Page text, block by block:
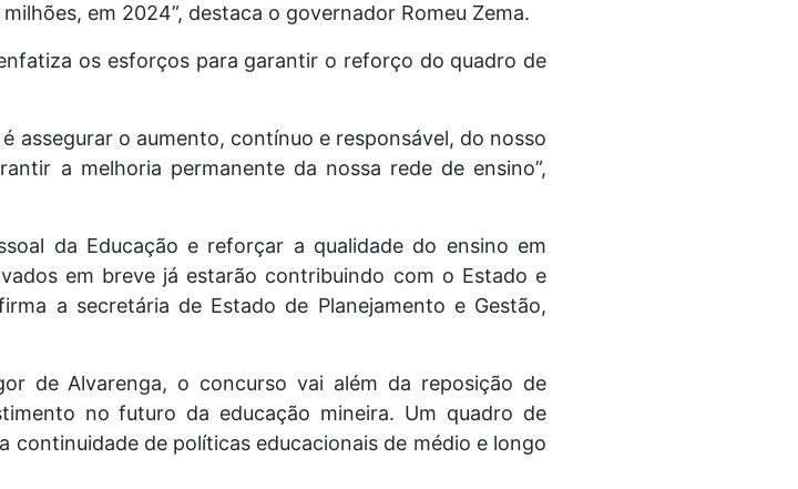
em 2024”, destaca o governador Romeu Zema.
os esforços para garantir o reforço do quadro de
assegurar o aumento, contínuo e responsável, do nosso
a melhoria permanente da nossa rede de ensino”,
da Educação e reforçar a qualidade do ensino em
em breve já estarão contribuindo com o Estado e
a secretária de Estado de Planejamento e Gestão,
de Alvarenga, o concurso vai além da reposição de
no futuro da educação mineira. Um quadro de
continuidade de políticas educacionais de médio e longo